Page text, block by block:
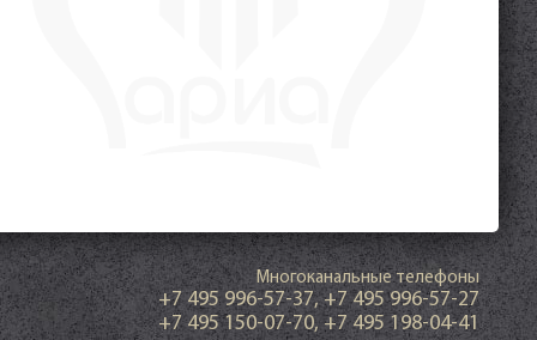
Многоканальные телефоны
+7 495 996-57-37,+7 495 996-57-27
+7 495 150-07-70,+7 495 198-04-41